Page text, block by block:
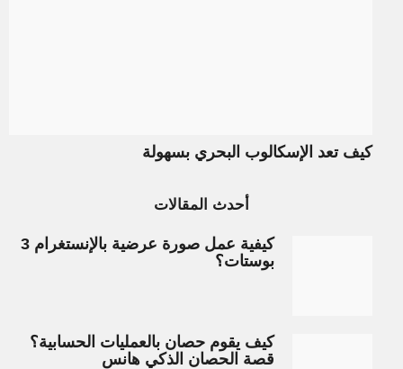
كيف تعد الإسكالوب البحري بسهولة
أحدث المقالات
كيفية عمل صورة عرضية بالإنستغرام 3
بوستات؟
كيف يقوم حصان بالعمليات الحسابية؟
قصة الحصان الذكي هانس